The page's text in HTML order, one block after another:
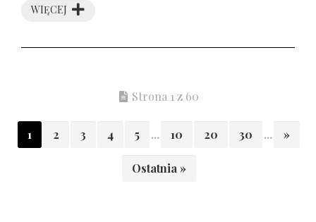
WIĘCEJ
Strona 1 z 60
1 2 3 4 5 ... 10 20 30 ... »
Ostatnia »